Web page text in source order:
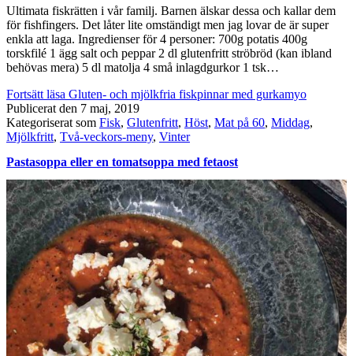
Ultimata fiskrätten i vår familj. Barnen älskar dessa och kallar dem
för fishfingers. Det låter lite omständigt men jag lovar de är super
enkla att laga. Ingredienser för 4 personer: 700g potatis 400g
torskfilé 1 ägg salt och peppar 2 dl glutenfritt ströbröd (kan ibland
behövas mera) 5 dl matolja 4 små inlagdgurkor 1 tsk…
Fortsätt läsa Gluten- och mjölkfria fiskpinnar med gurkamyo
Publicerat den 7 maj, 2019
Kategoriserat som Fisk, Glutenfritt, Höst, Mat på 60, Middag,
Mjölkfritt, Två-veckors-meny, Vinter
Pastasoppa eller en tomatsoppa med fetaost